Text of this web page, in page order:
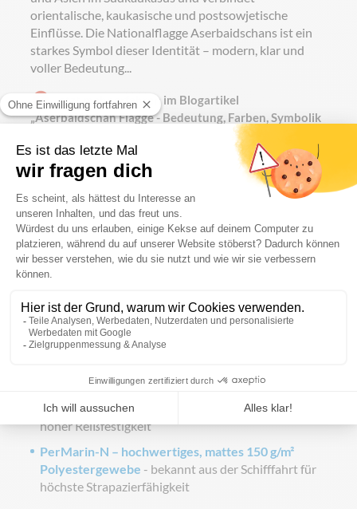
orientalische, kaukasische und postsowjetische
Einflüsse. Die Nationalflagge Aserbaidschans ist ein
starkes Symbol dieser Identität – modern, klar und
voller Bedeutung...
Jetzt mehr erfahren im Blogartikel
„Aserbaidschan Flagge - Bedeutung, Farben, Symbolik
Gängige Formate
150 × 100 cm
200 × 120 cm
250 × 150 cm
Polyestergewirke
- ideal für den Außeneinsatz mit
hoher Reißfestigkeit
PerMarin-N – hochwertiges, mattes 150 g/m²
Polyestergewebe - bekannt aus der Schifffahrt für
höchste Strapazierfähigkeit